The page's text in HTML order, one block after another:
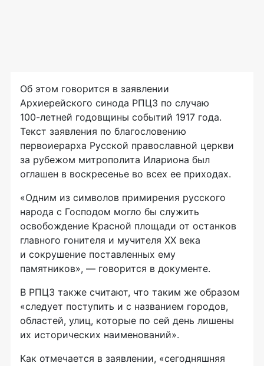
Об этом говорится в заявлении
Архиерейского синода РПЦЗ по случаю
100-летней годовщины событий 1917 года.
Текст заявления по благословению
первоиерарха Русской православной церкви
за рубежом митрополита Илариона был
оглашен в воскресенье во всех ее приходах.
«Одним из символов примирения русского
народа с Господом могло бы служить
освобождение Красной площади от останков
главного гонителя и мучителя XX века
и сокрушение поставленных ему
памятников», — говорится в документе.
В РПЦЗ также считают, что таким же образом
«следует поступить и с названием городов,
областей, улиц, которые по сей день лишены
их исторических наименований».
Как отмечается в заявлении, «сегодняшняя